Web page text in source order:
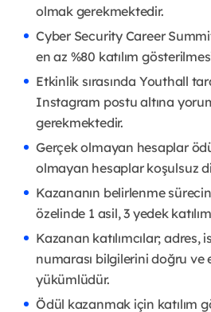
olmak gerekmektedir.
Cyber Security Career
en az %80 katılım
Etkinlik sırasında Youthall
Instagram postu altına
gerekmektedir.
Gerçek olmayan hesaplar
olmayan hesaplar koşulsuz
Kazananın belirlenme
özelinde 1 asil, 3 yedek
Kazanan katılımcılar; adres,
numarası bilgilerini doğru ve
yükümlüdür.
Ödül kazanmak için katılım